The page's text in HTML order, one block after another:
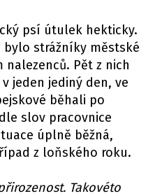
psí útulek hekticky.
bylo strážníky městské
Pět z nich
jeden jediný den, ve
běhali po
slov pracovnice
úplně běžná,
z loňského roku.
Takovéto